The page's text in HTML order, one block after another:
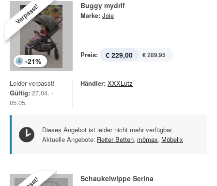
Verpasst!
-21%
Buggy mydrif
Marke: Joie
Preis: € 229,00 € 289,95
Leider verpasst!
Gültig: 27.04. -
05.05.
Händler: XXXLutz
Dieses Angebot ist leider nicht mehr verfügbar.
Aktuelle Angebote: Reiter Betten, mömax, Möbelix
Schaukelwippe Serina